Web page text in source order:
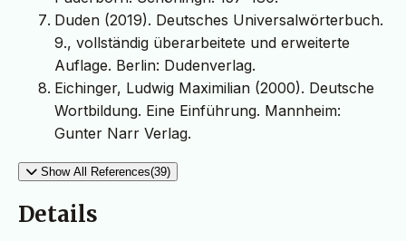
Duden (2019). Deutsches Universalwörterbuch.
9., vollständig überarbeitete und erweiterte
Auflage. Berlin: Dudenverlag.
Eichinger, Ludwig Maximilian (2000). Deutsche
Wortbildung. Eine Einführung. Mannheim:
Gunter Narr Verlag.
Show All References(39)
Details